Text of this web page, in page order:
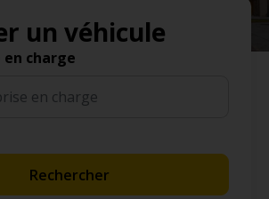
un véhicule
en charge
Rechercher